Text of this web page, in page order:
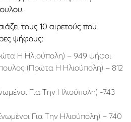
τους 10 αιρετούς που
ψήφους:
Η Ηλιούπολη) – 949 ψήφοι
(Πρώτα Η Ηλιούπολη) – 812
Για Την Ηλιούπολη) -743
Για Την Ηλιούπολη) – 740